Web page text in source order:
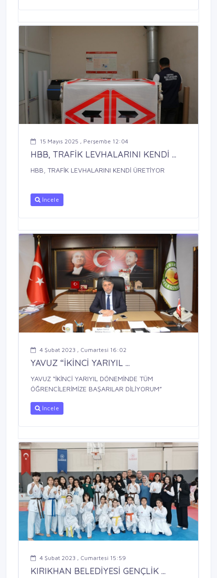
15 Mayıs 2025 , Perşembe 12:04
HBB, TRAFİK LEVHALARINI KENDİ ...
HBB, TRAFİK LEVHALARINI KENDİ ÜRETİYOR
İncele
4 Şubat 2023 , Cumartesi 16:02
YAVUZ “İKİNCİ YARIYIL ...
YAVUZ “İKİNCİ YARIYIL DÖNEMİNDE TÜM
ÖĞRENCİLERİMİZE BAŞARILAR DİLİYORUM”
İncele
4 Şubat 2023 , Cumartesi 15:59
KIRIKHAN BELEDİYESİ GENÇLİK ...